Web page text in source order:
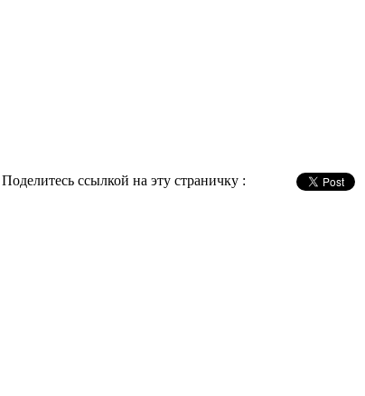
Поделитесь ссылкой на эту страничку :